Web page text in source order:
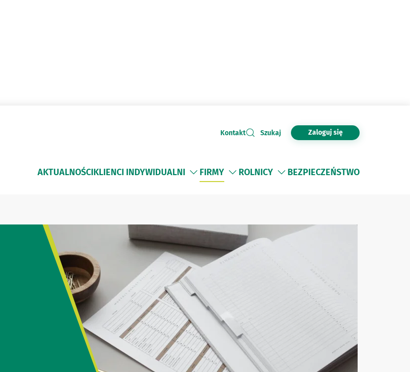
Kontakt Szukaj Zaloguj się
AKTUALNOŚCIKLIENCI INDYWIDUALNI FIRMY ROLNICY BEZPIECZEŃSTWO